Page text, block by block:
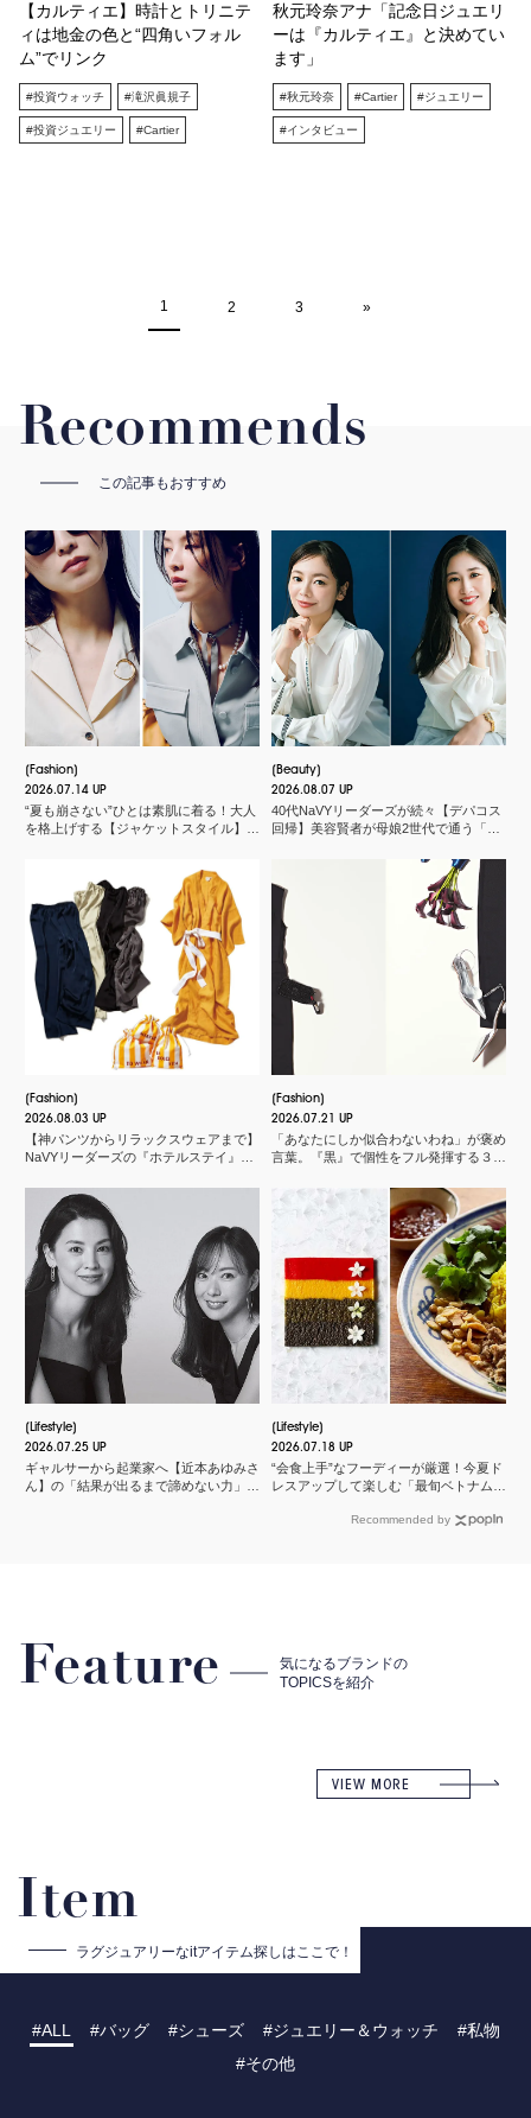
【カルティエ】時計とトリニテ
ィは地金の色と“四角いフォル
ム”でリンク
#投資ウォッチ #滝沢眞規子
#投資ジュエリー #Cartier
秋元玲奈アナ「記念日ジュエリ
ーは『カルティエ』と決めてい
ます」
#秋元玲奈 #Cartier #ジュエリー
#インタビュー
1 2 3 »
Recommends
この記事もおすすめ
Fashion
2026.07.14 UP
“夏も崩さない”ひとは素肌に着る！大人
を格上げする【ジャケットスタイル】厳
Beauty
2026.08.07 UP
40代NaVYリーダーズが続々【デパコス
回帰】美容賢者が母娘2世代で通う「化
Fashion
2026.08.03 UP
【神パンツからリラックスウェアまで】
NaVYリーダーズの『ホテルステイ』に
Fashion
2026.07.21 UP
「あなたにしか似合わないわね」が褒め
言葉。『黒』で個性をフル発揮する３つ
Lifestyle
2026.07.25 UP
ギャルサーから起業家へ【近本あゆみさ
ん】の「結果が出るまで諦めない力」と
Lifestyle
2026.07.18 UP
“会食上手”なフーディーが厳選！今夏ド
レスアップして楽しむ「最旬ベトナム料
Recommended by
Feature
気になるブランドの
TOPICSを紹介
VIEW MORE
Item
ラグジュアリーなitアイテム探しはここで！
ALL バッグ シューズ ジュエリー＆ウォッチ
私物
その他